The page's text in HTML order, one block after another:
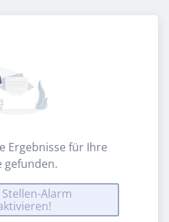
Ergebnisse für Ihre
gefunden.
Stellen-Alarm